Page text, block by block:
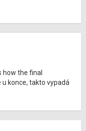
how the final
u konce, takto vypadá